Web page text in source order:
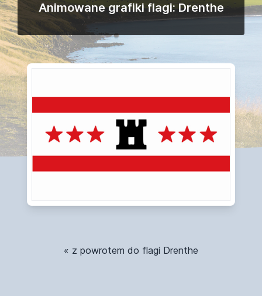
Animowane grafiki flagi: Drenthe
« z powrotem do flagi Drenthe